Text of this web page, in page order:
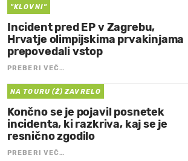
"KLOVNI"
Incident pred EP v Zagrebu,
Hrvatje olimpijskima prvakinjama
prepovedali vstop
PREBERI VEČ…
NA TOURU (Ž) ZAVRELO
Končno se je pojavil posnetek
incidenta, ki razkriva, kaj se je
resnično zgodilo
PREBERI VEČ…